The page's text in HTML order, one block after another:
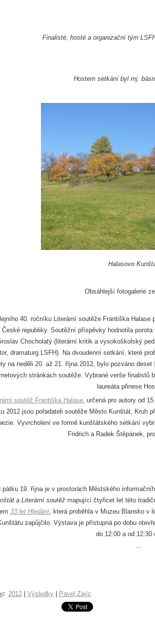
Finalisté, hosté a organizační tým
Hostem setkání byl mj.
Halasovo
Obsáhlejší fotogalerie
40. ročníku Literární soutěže Františka
České republiky. Soutěžní příspěvky hodnotila
Chocholatý (literární kritik a vysokoškolský
dramaturg LSFH). Na dvoudenní setkání, které
na neděli 20. až 21. října 2012, bylo pozváno deset
stránkách soutěže. Vybrané verše finalistů
laureáta přinese
soutěž Františka Halase, určená pro autory od
2012 jsou pořadateli soutěže Město Kunštát, Kruh
Vyvrcholení ve formě kunštátského setkání
Fridrich a Radek Štěpánek,
pátku 19. října je v prostorách Městského
a Literární soutěž mapující čtyřicet let této
33 let Hledání, která proběhla v Muzeu Blansko v
zapůjčilo. Výstava je přístupná po dobu
do 12:00 a od 12:30
...
: 2012 Výsledky Pavel Zajíc